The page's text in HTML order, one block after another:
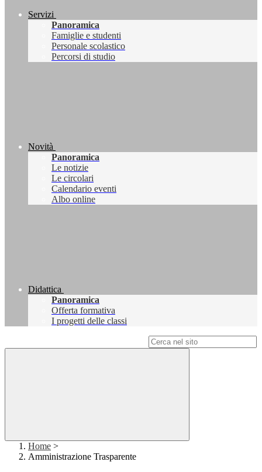
Servizi
Panoramica
Famiglie e studenti
Personale scolastico
Percorsi di studio
Novità
Panoramica
Le notizie
Le circolari
Calendario eventi
Albo online
Didattica
Panoramica
Offerta formativa
I progetti delle classi
Home >
Amministrazione Trasparente